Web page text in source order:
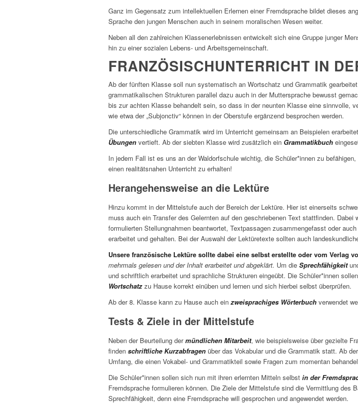
Ganz im Gegensatz zum intellektuellen Erlernen einer Fremdsprache bildet dieses
Sprache den jungen Menschen auch in seinem moralischen Wesen weiter.
Neben all den zahlreichen Klassenerlebnissen entwickelt sich eine Gruppe junger
hin zu einer sozialen Lebens- und Arbeitsgemeinschaft.
FRANZÖSISCHUNTERRICHT IN
Ab der fünften Klasse soll nun systematisch an Wortschatz und Grammatik
grammatikalischen Strukturen parallel dazu auch in der Muttersprache bewusst
bis zur achten Klasse behandelt sein, so dass in der neunten Klasse eine sinnvolle,
wie etwa der „Subjonctiv“ können in der Oberstufe ergänzend besprochen werden.
Die unterschiedliche Grammatik wird im Unterricht gemeinsam an Beispielen
Übungen vertieft. Ab der siebten Klasse wird zusätzlich ein Grammatikbuch
In jedem Fall ist es uns an der Waldorfschule wichtig, die Schüler*innen zu
einen realitätsnahen Unterricht zu erhalten!
Herangehensweise an die Lektüre
Hinzu kommt in der Mittelstufe auch der Bereich der Lektüre. Hier ist einerseits
muss auch ein Transfer des Gelernten auf den geschriebenen Text stattﬁnden.
formulierten Stellungnahmen beantwortet, Textpassagen zusammengefasst oder
erarbeitet und gehalten. Bei der Auswahl der Lektüretexte sollten auch
Unsere französische Lektüre sollte dabei eine selbst erstellte oder vom Verlag
mehrmals gelesen und der Inhalt erarbeitet und abgeklärt. Um die Sprechfähigkeit
und schriftlich erarbeitet und sprachliche Strukturen eingeübt. Die Schüler*innen
Wortschatz zu Hause korrekt einüben und lernen und sich
Ab der 8. Klasse kann zu Hause auch einzweisprachiges Wörterbuch verwendet
Tests & Ziele in der Mittelstufe
Neben der Beurteilung dermündlichen Mitarbeit, wie beispielsweise über gezielte
finden schriftliche Kurzabfragen über das Vokabular und die Grammatik statt. Ab
Umfang, die einen Vokabel- und Grammatikteil sowie Fragen zum momentan
Die Schüler*innen sollen sich nun mit ihren erlernten Mitteln selbst in der
Fremdsprache formulieren können. Die Ziele der Mittelstufe sind die Vermittlung des
Sprechfähigkeit, denn eine Fremdsprache will gesprochen und angewendet werden.